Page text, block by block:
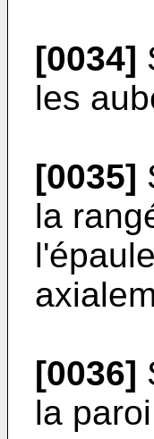
[0034]
les
[0035]
la
[0036]
la